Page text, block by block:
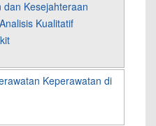
Kesejahteraan
Kualitatif
Keperawatan di